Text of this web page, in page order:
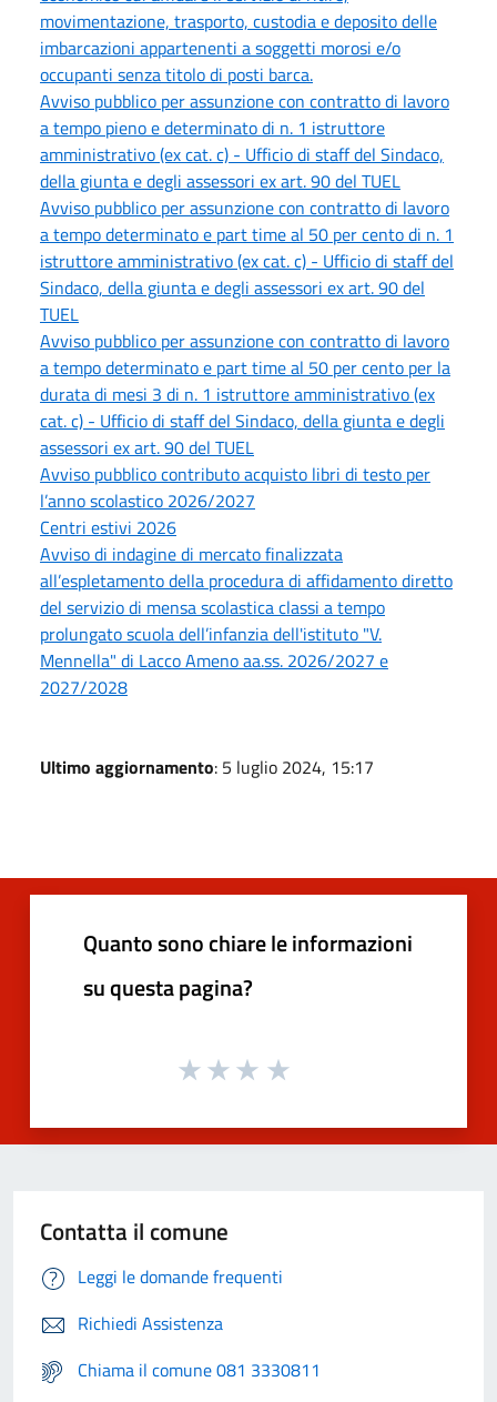
movimentazione, trasporto, custodia e deposito delle
imbarcazioni appartenenti a soggetti morosi e/o
occupanti senza titolo di posti barca.
Avviso pubblico per assunzione con contratto di lavoro
a tempo pieno e determinato di n. 1 istruttore
amministrativo (ex cat. c) - Ufficio di staff del Sindaco,
della giunta e degli assessori ex art. 90 del TUEL
Avviso pubblico per assunzione con contratto di lavoro
a tempo determinato e part time al 50 per cento di n. 1
istruttore amministrativo (ex cat. c) - Ufficio di staff del
Sindaco, della giunta e degli assessori ex art. 90 del
TUEL
Avviso pubblico per assunzione con contratto di lavoro
a tempo determinato e part time al 50 per cento per la
durata di mesi 3 di n. 1 istruttore amministrativo (ex
cat. c) - Ufficio di staff del Sindaco, della giunta e degli
assessori ex art. 90 del TUEL
Avviso pubblico contributo acquisto libri di testo per
l’anno scolastico 2026/2027
Centri estivi 2026
Avviso di indagine di mercato finalizzata
all’espletamento della procedura di affidamento diretto
del servizio di mensa scolastica classi a tempo
prolungato scuola dell’infanzia dell'istituto "V.
Mennella" di Lacco Ameno aa.ss. 2026/2027 e
2027/2028
Ultimo aggiornamento: 5 luglio 2024, 15:17
Quanto sono chiare le informazioni
su questa pagina?
Contatta il comune
Leggi le domande frequenti
Richiedi Assistenza
Chiama il comune 081 3330811